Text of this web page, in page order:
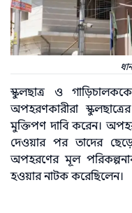
স্কুলছাত্র ও
অপহরণকারীরা
মুক্তিপণ দাবি করেন।
দেওয়ার পর তাদের
অপহরণের মূল
হওয়ার নাটক করেছিলেন।